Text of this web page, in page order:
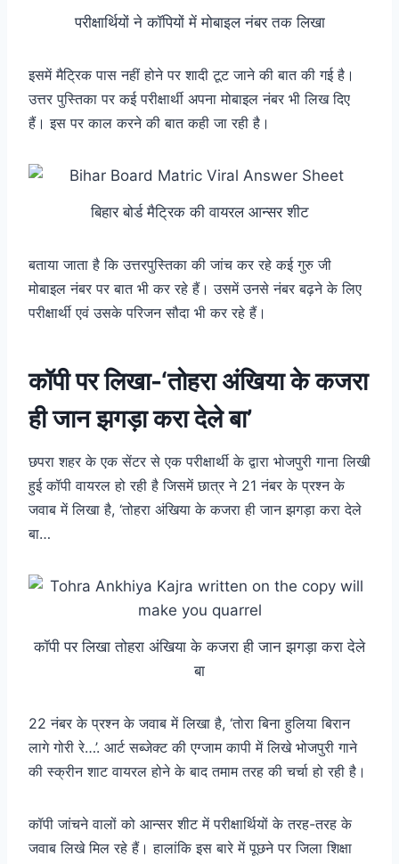
परीक्षार्थियों ने कॉपियों में मोबाइल नंबर तक लिखा
इसमें मैट्रिक पास नहीं होने पर शादी टूट जाने की बात की गई है।
उत्तर पुस्तिका पर कई परीक्षार्थी अपना मोबाइल नंबर भी लिख दिए
हैं। इस पर काल करने की बात कही जा रही है।
बिहार बोर्ड मैट्रिक की वायरल आन्सर शीट
बताया जाता है कि उत्तरपुस्तिका की जांच कर रहे कई गुरु जी
मोबाइल नंबर पर बात भी कर रहे हैं। उसमें उनसे नंबर बढ़ने के लिए
परीक्षार्थी एवं उसके परिजन सौदा भी कर रहे हैं।
कॉपी पर लिखा-‘तोहरा अंखिया के कजरा
ही जान झगड़ा करा देले बा’
छपरा शहर के एक सेंटर से एक परीक्षार्थी के द्वारा भोजपुरी गाना लिखी
हुई कॉपी वायरल हो रही है जिसमें छात्र ने 21 नंबर के प्रश्न के
जवाब में लिखा है, ‘तोहरा अंखिया के कजरा ही जान झगड़ा करा देले
बा…
कॉपी पर लिखा तोहरा अंखिया के कजरा ही जान झगड़ा करा देले
बा
22 नंबर के प्रश्न के जवाब में लिखा है, ‘तोरा बिना हुलिया बिरान
लागे गोरी रे…’. आर्ट सब्जेक्ट की एग्जाम कापी में लिखे भोजपुरी गाने
की स्क्रीन शाट वायरल होने के बाद तमाम तरह की चर्चा हो रही है।
कॉपी जांचने वालों को आन्सर शीट में परीक्षार्थियों के तरह-तरह के
जवाब लिखे मिल रहे हैं।हालांकि इस बारे में पूछने पर जिला शिक्षा